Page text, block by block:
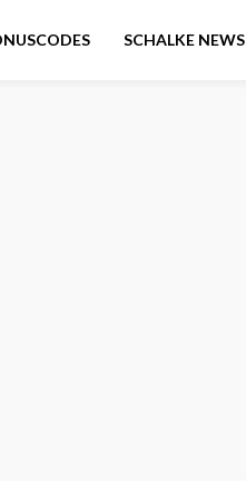
SCHALKE NEWS